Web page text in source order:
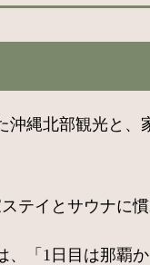
縄北部観光と
テイとサウナに
「1日目は那覇